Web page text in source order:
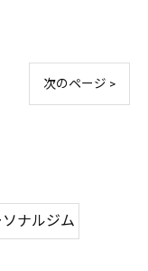
次のページ >
ナルジム